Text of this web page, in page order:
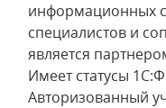
информационных
специалистов и
является
Имеет статусы
Авторизованный